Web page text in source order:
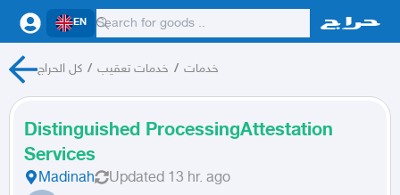
EN
كل الحراج / خدمات تعقيب / خدمات
Distinguished ProcessingAttestation
Services
Madinah Updated 13 hr. ago